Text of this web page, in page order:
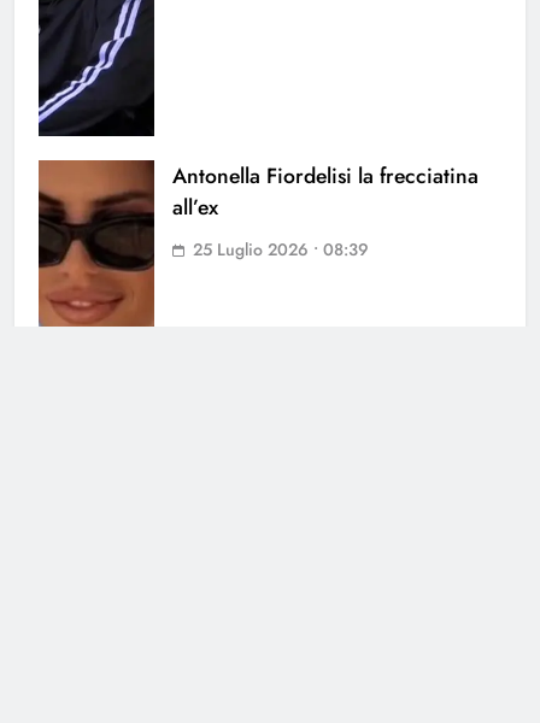
Antonella Fiordelisi la frecciatina
all’ex
25 Luglio 2026 • 08:39